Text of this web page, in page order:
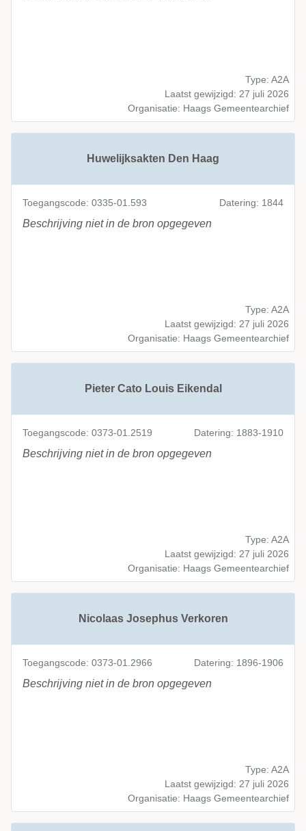
Type: A2A
Laatst gewijzigd: 27 juli 2026
Organisatie: Haags Gemeentearchief
Huwelijksakten Den Haag
Toegangscode: 0335-01.593 Datering: 1844
Beschrijving niet in de bron opgegeven
Type: A2A
Laatst gewijzigd: 27 juli 2026
Organisatie: Haags Gemeentearchief
Pieter Cato Louis Eikendal
Toegangscode: 0373-01.2519 Datering: 1883-1910
Beschrijving niet in de bron opgegeven
Type: A2A
Laatst gewijzigd: 27 juli 2026
Organisatie: Haags Gemeentearchief
Nicolaas Josephus Verkoren
Toegangscode: 0373-01.2966 Datering: 1896-1906
Beschrijving niet in de bron opgegeven
Type: A2A
Laatst gewijzigd: 27 juli 2026
Organisatie: Haags Gemeentearchief